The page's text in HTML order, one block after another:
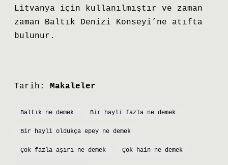
Litvanya için kullanılmıştır ve zaman
zaman Baltık Denizi Konseyi’ne atıfta
bulunur.
Tarih: Makaleler
Baltık ne demek Bir hayli fazla ne demek
Bir hayli oldukça epey ne demek
Çok fazla aşırı ne demek Çok hain ne demek